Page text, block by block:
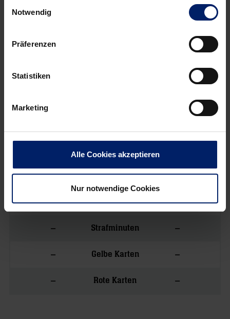
Notwendig
Präferenzen
Statistiken
Marketing
Alle Cookies akzeptieren
Nur notwendige Cookies
Rhein-Neckar Löwen
7 Meter %
– / – Feldwürfe – / –
– Feldwürfe % –
– Strafminuten –
– Gelbe Karten –
– Rote Karten –